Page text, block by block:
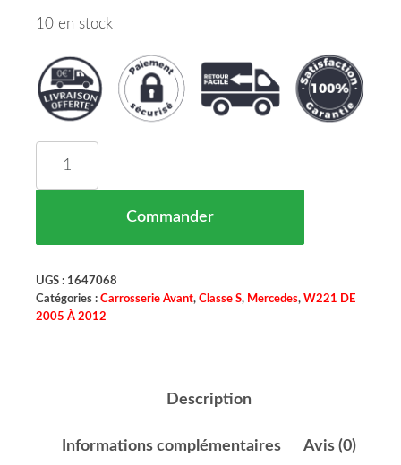
10 en stock
Commander
UGS : 1647068
Catégories : Carrosserie Avant, Classe S, Mercedes, W221 DE
2005 À 2012
Description
Informations complémentaires Avis (0)